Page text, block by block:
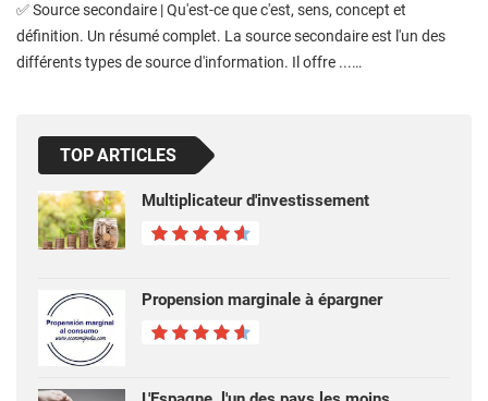
✅ Source secondaire | Qu'est-ce que c'est, sens, concept et
définition. Un résumé complet. La source secondaire est l'un des
différents types de source d'information. Il offre ...…
TOP ARTICLES
Multiplicateur d'investissement
Propension marginale à épargner